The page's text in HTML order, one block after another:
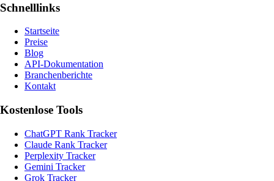
Schnelllinks
Startseite
Preise
Blog
API-Dokumentation
Branchenberichte
Kontakt
Kostenlose Tools
ChatGPT Rank Tracker
Claude Rank Tracker
Perplexity Tracker
Gemini Tracker
Grok Tracker